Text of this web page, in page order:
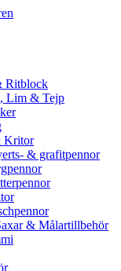
Ritblock
Lim & Tejp
Kritor
& grafitpennor
& Målartillbehör